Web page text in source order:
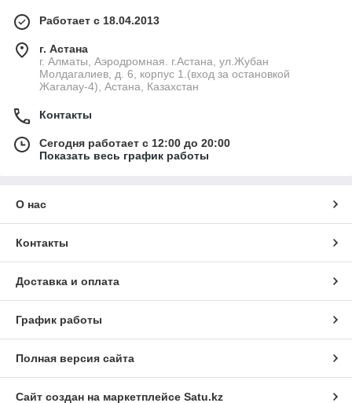
Работает с 18.04.2013
г. Астана
г. Алматы, Аэродромная. г.Астана, ул.Жубан
Молдагалиев, д. 6, корпус 1.(вход за остановкой
Жагалау-4), Астана, Казахстан
Контакты
Сегодня работает с 12:00 до 20:00
Показать весь график работы
О нас
Контакты
Доставка и оплата
График работы
Полная версия сайта
Сайт создан на маркетплейсе Satu.kz